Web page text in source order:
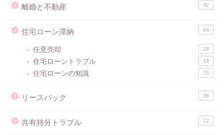
離婚と不動産 92
住宅ローン滞納 64
任意売却 29
住宅ローントラブル 19
住宅ローンの知識 15
リースバック 36
共有持分トラブル 12